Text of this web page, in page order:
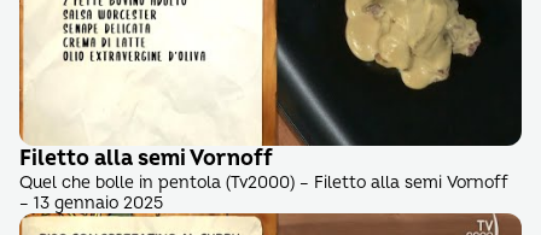
Filetto alla semi Vornoff
Quel che bolle in pentola (Tv2000) – Filetto alla semi Vornoff
– 13 gennaio 2025